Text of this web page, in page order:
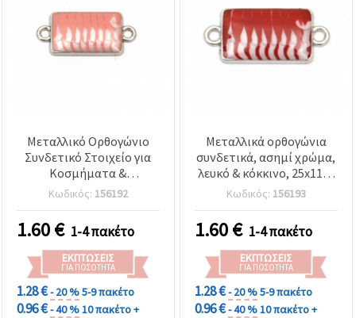
Μεταλλικό Ορθογώνιο
Συνδετικό Στοιχείο για
Κοσμήματα &
Χειροτεχνίες, Λευκό &
Ροζ, ασημί χρώμα,
25x11x3 mm, οπή 2 mm -
5 τεμ.
Κωδικός: 156192
1.60€ 1-4 πακέτο
ΕΚΠΤΏΣΕΙΣ
ΓΙΑ ΠΟΣΌΤΗΤΑ
1.28 €- 20 %5-9 πακέτο
0.96 €- 40 %10 πακέτο +
Μεταλλικά ορθογώνια
συνδετικά, ασημί χρώμα,
λευκό & κόκκινο, 25x11x3
mm, τρύπα 2 mm – Σετ 5
τεμ.
Κωδικός: 156193
1.60€ 1-4 πακέτο
ΕΚΠΤΏΣΕΙΣ
ΓΙΑ ΠΟΣΌΤΗΤΑ
1.28 €- 20 %5-9 πακέτο
0.96 €- 40 %10 πακέτο +